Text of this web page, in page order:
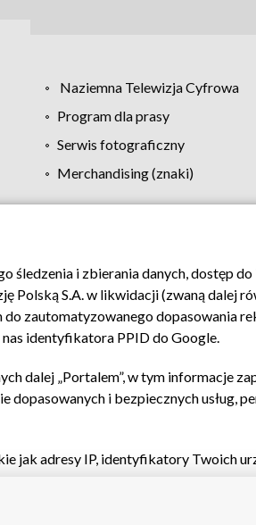
Naziemna Telewizja Cyfrowa
Program dla prasy
Serwis fotograficzny
Merchandising (znaki)
Biuro reklamy Kontakt
i zbierania danych, dostęp
Polską S.A. w likwidacji (zwaną dalej
zautomatyzowanego dopasowania
identyfikatora PPID do Google.
dalej „Portalem”, w tym informacje
i bezpiecznych usług,
jak adresy IP, identyfikatory Twoich
do nich, wyboru podstawowych